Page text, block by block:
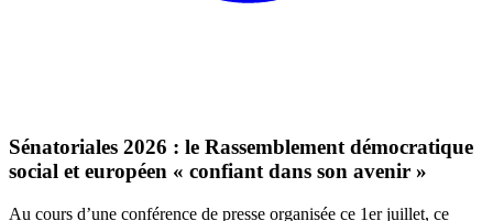
Sénatoriales 2026 : le Rassemblement démocratique
social et européen « confiant dans son avenir »
Au cours d’une conférence de presse organisée ce 1er juillet, ce